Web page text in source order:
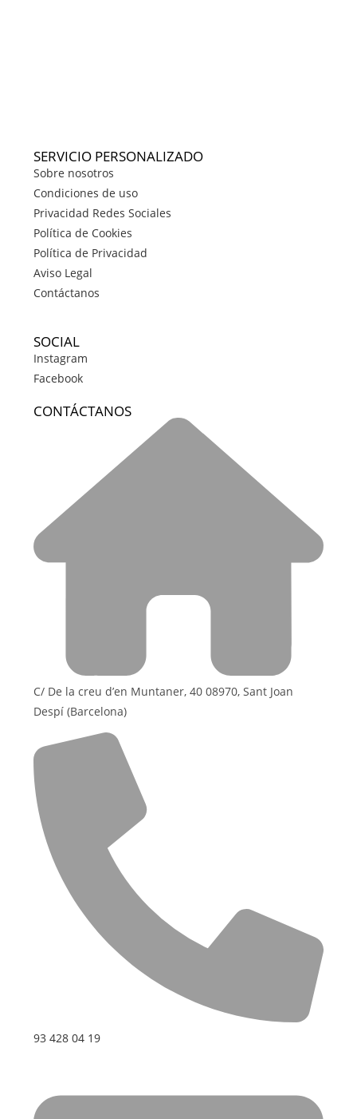
SERVICIO PERSONALIZADO
Sobre nosotros
Condiciones de uso
Privacidad Redes Sociales
Política de Cookies
Política de Privacidad
Aviso Legal
Contáctanos
SOCIAL
Instagram
Facebook
CONTÁCTANOS
C/ De la creu d’en Muntaner, 40 08970, Sant Joan
Despí (Barcelona)
93 428 04 19